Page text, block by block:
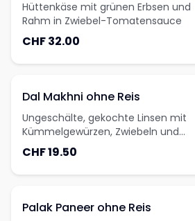
Hüttenkäse mit grünen Erbsen und
Rahm in Zwiebel-Tomatensauce
CHF 32.00
Dal Makhni ohne Reis
Ungeschälte, gekochte Linsen mit
Kümmelgewürzen, Zwiebeln und
Tomaten
CHF 19.50
Palak Paneer ohne Reis